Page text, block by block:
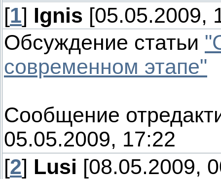
[1] Ignis [05.05.2009,
Обсуждение статьи
современном этапе"
Сообщение
05.05.2009, 17:22
[2] Lusi [08.05.2009,